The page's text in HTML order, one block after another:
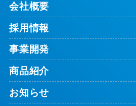
会社概要
採用情報
事業開発
商品紹介
お知らせ